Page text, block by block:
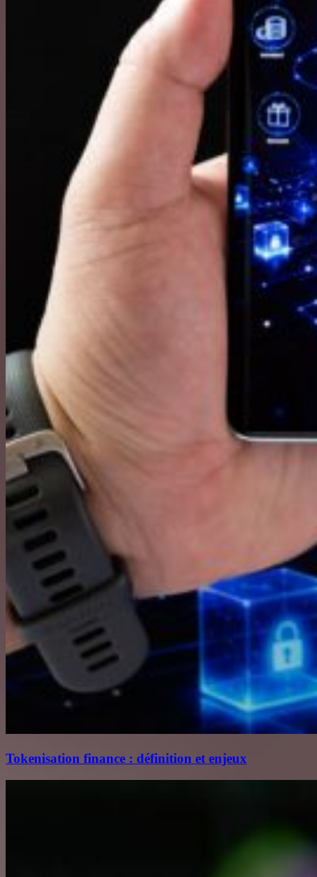
Tokenisation finance : définition et enjeux